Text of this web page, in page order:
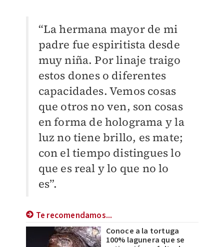
“La hermana mayor de mi
padre fue espiritista desde
muy niña. Por linaje traigo
estos dones o diferentes
capacidades. Vemos cosas
que otros no ven, son cosas
en forma de holograma y la
luz no tiene brillo, es mate;
con el tiempo distingues lo
que es real y lo que no lo
es”.
Te recomendamos...
Conoce a la tortuga
100% lagunera que se